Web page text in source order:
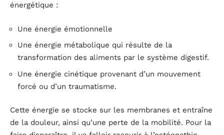
énergétique :
Une énergie émotionnelle
Une énergie métabolique qui résulte de la
transformation des aliments par le système digestif.
Une énergie cinétique provenant d’un mouvement
forcé ou d’un traumatisme.
Cette énergie se stocke sur les membranes et entraîne
de la douleur, ainsi qu’une perte de la mobilité. Pour la